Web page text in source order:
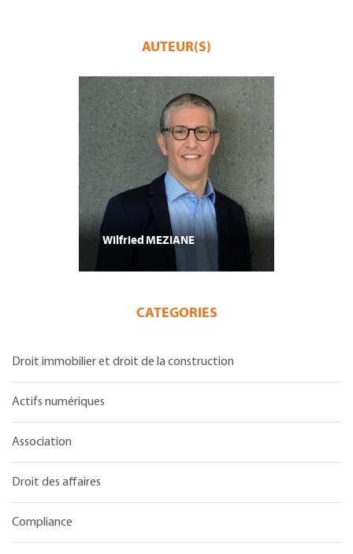
AUTEUR(S)
Wilfried MEZIANE
CATEGORIES
Droit immobilier et droit de la construction
Actifs numériques
Association
Droit des affaires
Compliance